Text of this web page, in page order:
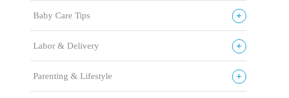
Baby Care Tips +
Labor & Delivery +
Parenting & Lifestyle +